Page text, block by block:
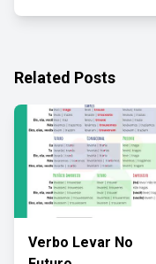
Related Posts
Verbo Levar No